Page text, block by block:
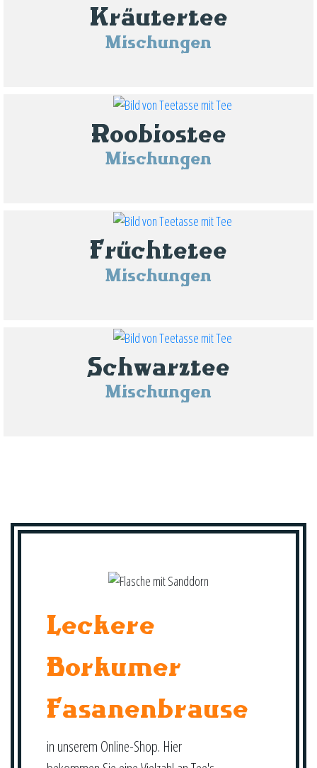
Kräutertee
Mischungen
Roobiostee
Mischungen
Früchtetee
Mischungen
Schwarztee
Mischungen
Leckere
Borkumer
Fasanenbrause
in unserem Online-Shop. Hier